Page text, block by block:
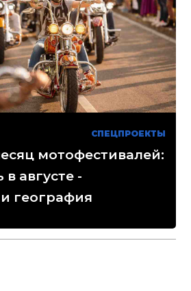
СПЕЦПРОЕКТЫ
мотофестивалей:
в августе -
география